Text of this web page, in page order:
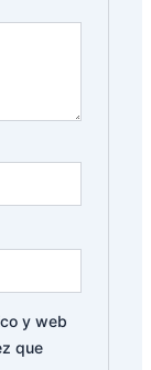
y web
que